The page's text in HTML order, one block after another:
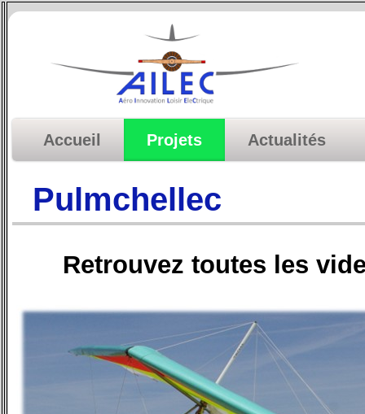
Accueil Projets Actualités
Pulmchellec
Retrouvez toutes les